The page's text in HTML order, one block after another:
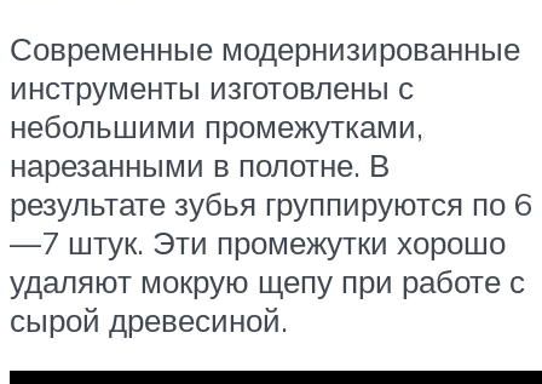
Современные модернизированные
инструменты изготовлены с
небольшими промежутками,
нарезанными в полотне. В
результате зубья группируются по 6
—7 штук. Эти промежутки хорошо
удаляют мокрую щепу при работе с
сырой древесиной.